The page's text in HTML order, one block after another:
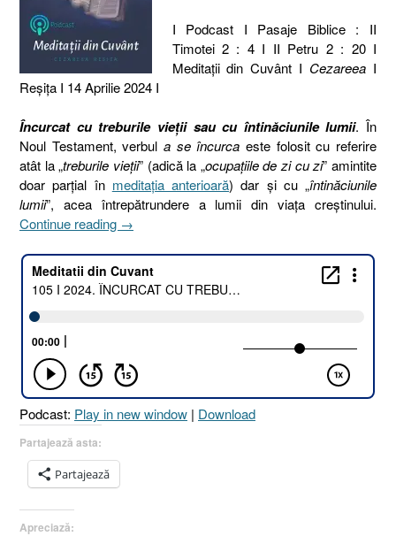
I Podcast I Pasaje Biblice : II
Timotei 2 : 4 I II Petru 2 : 20 I
Meditaţii din Cuvânt I Cezareea I
Reşiţa I 14 Aprilie 2024 I
Încurcat cu treburile vieții sau cu întinăciunile lumii. În
Noul Testament, verbul a se încurca este folosit cu referire
atât la „treburile vieții” (adică la „ocupațiile de zi cu zi” amintite
doar parțial în meditația anterioară) dar și cu „întinăciunile
lumii”, acea întrepătrundere a lumii din viața creștinului.
Continue reading „105
2024.
ÎNCURCAT
CU
CU
ÎNTINĂCIUNILE
LUMII
→
Podcast: Play in new window | Download
Partajează asta:
Partajează
Apreciază: